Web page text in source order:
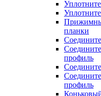
планки
профиль
профиль